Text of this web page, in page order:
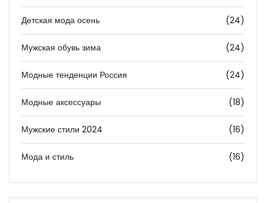
Детская мода осень (24)
Мужская обувь зима (24)
Модные тенденции Россия (24)
Модные аксессуары (18)
Мужские стили 2024 (16)
Мода и стиль (16)